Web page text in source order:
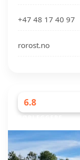
+47 48 17 40 97
rorost.no
6.8